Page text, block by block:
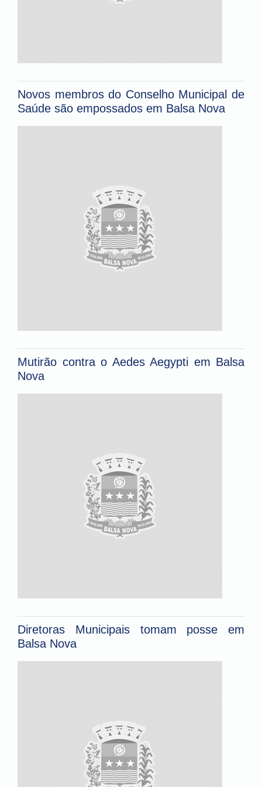
Novos membros do Conselho Municipal de
Saúde são empossados em Balsa Nova
Mutirão contra o Aedes Aegypti em Balsa
Nova
Diretoras Municipais tomam posse em
Balsa Nova